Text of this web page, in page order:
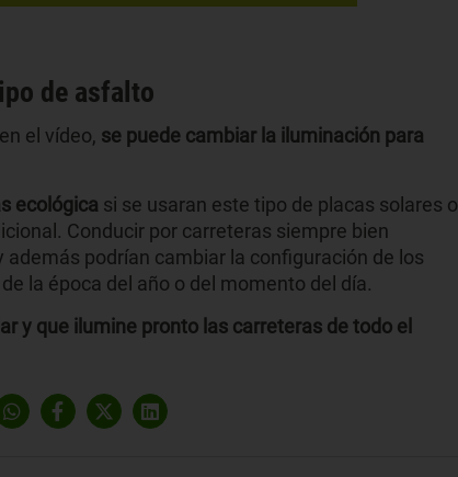
de asfalto
el vídeo, se puede cambiar la iluminación para
ecológica si se usaran este tipo de placas solares o
Conducir por carreteras siempre bien
podrían cambiar la configuración de los
la época del año o del momento del día.
y que ilumine pronto las carreteras de todo el